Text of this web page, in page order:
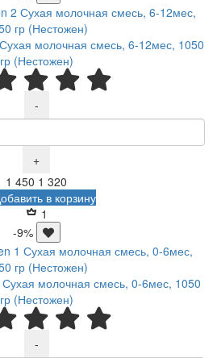
молочная смесь, 6-12мес, 1050
гр (Нестожен)
-
+
1 450 Р1 320
в корзину
1
-9%
молочная смесь, 0-6мес, 1050
гр (Нестожен)
-